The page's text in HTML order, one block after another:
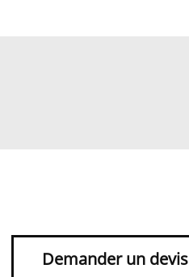
Demander un devis